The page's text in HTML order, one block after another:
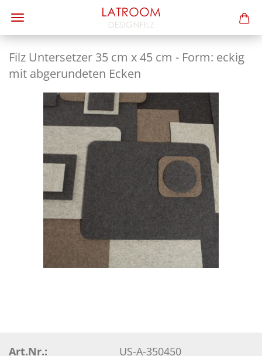
Filz Un­ter­set­zer 35 cm x 45 cm - Form: eckig
mit ab­ge­run­de­ten Ecken
Art.Nr.:
US-A-350450